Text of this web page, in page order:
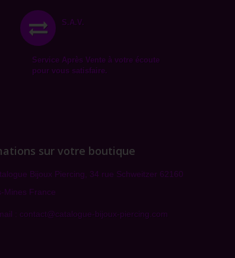
S.A.V.
Service Après Vente à votre écoute
pour vous satisfaire.
sur votre boutique
Bijoux Piercing, 34 rue Schweitzer 62160
Mines France
: contact@catalogue-bijoux-piercing.com